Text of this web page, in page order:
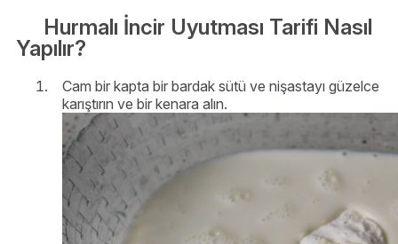
Hurmalı İncir Uyutması Tarifi Nasıl
Yapılır?
Cam bir kapta bir bardak sütü ve nişastayı güzelce
karıştırın ve bir kenara alın.